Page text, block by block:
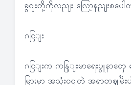
ခွငျးတို့ကိုလညျး လြော့နညျးစပေါ
ဂငြျး
ဂငြျးက ကနြျးမာရေးပွူနာတှေ
မြားမှာ အသုံးဝငျတဲ့ အရာတဈမြိုး